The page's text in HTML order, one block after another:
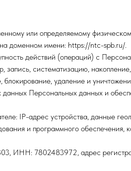
или определяемому
доменном имени: https://ntc-spb.ru/.
действий (операций) с
запись, систематизацию,
блокирование, удаление и
Персональных данных и
IP-адрес устройства, данные
и программного обеспечения,
ИНН: 7802483972, адрес